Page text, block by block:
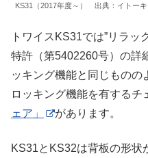
KS31（2017年度～） 出典：イトーキ
トワイスKS31では”リラッ
特許（第5402260号）の詳
ッキング機能と同じものの
ロッキング機能を有するチ
ェア」
があります。
KS31とKS32は背板の形状